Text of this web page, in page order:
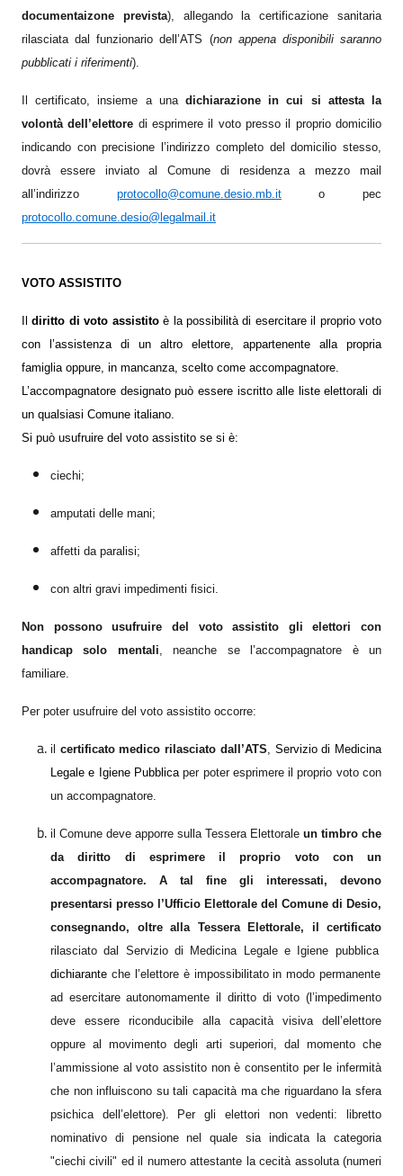
documentaizone prevista), allegando la certificazione sanitaria
rilasciata dal funzionario dell’ATS (non appena disponibili saranno
pubblicati i riferimenti).
Il certificato, insieme a una dichiarazione in cui si attesta la
volontà dell’elettore di esprimere il voto presso il proprio domicilio
indicando con precisione l’indirizzo completo del domicilio stesso,
dovrà essere inviato al Comune di residenza a mezzo mail
all’indirizzo protocollo@comune.desio.mb.ito pec
protocollo.comune.desio@legalmail.it
VOTO ASSISTITO
Ildiritto di voto assistitoè la possibilità di esercitare il proprio voto
con l’assistenza di un altro elettore, appartenente alla propria
famiglia oppure, in mancanza, scelto come accompagnatore.
L’accompagnatore designato può essere iscritto alle liste elettorali di
un qualsiasi Comune italiano.
Si può usufruire del voto assistito se si è:
ciechi;
amputati delle mani;
affetti da paralisi;
con altri gravi impedimenti fisici.
Non possono usufruire del voto assistito gli elettori con
handicap solo mentali , neanche se l’accompagnatore è un
familiare.
Per poter usufruire del voto assistito occorre:
il certificato medico rilasciato dall’ATS
Servizio di Medicina
Legale e Igiene Pubblicaper poter esprimere il proprio voto con
un accompagnatore.
il Comune deve apporre sulla Tessera Elettorale un timbro che
da diritto di esprimere il proprio voto con un
accompagnatore. A tal fine gli interessati, devono
presentarsi presso l’Ufficio Elettorale del Comune di Desio,
consegnando, oltre alla Tessera Elettorale, il certificato
rilasciato dal Servizio di Medicina Legale e Igiene pubblica
dichiarante che l’elettore è impossibilitato in modo permanente
ad esercitare autonomamente il diritto di voto (l’impedimento
deve essere riconducibile alla capacità visiva dell’elettore
oppure al movimento degli arti superiori, dal momento che
l’ammissione al voto assistito non è consentito per le infermità
che non influiscono su tali capacità ma che riguardano la sfera
psichica dell’elettore). Per gli elettori non vedenti: libretto
nominativo di pensione nel quale sia indicata la categoria
"ciechi civili" ed il numero attestante la cecità assoluta (numeri